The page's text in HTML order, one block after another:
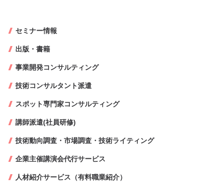
セミナー情報
出版・書籍
事業開発コンサルティング
技術コンサルタント派遣
スポット専門家コンサルティング
講師派遣(社員研修)
技術動向調査・市場調査・技術ライティング
企業主催講演会代行サービス
人材紹介サービス（有料職業紹介）